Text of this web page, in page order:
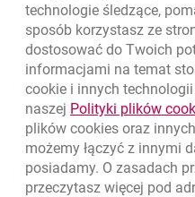
Nawigacja dolna
Zadzwoń do nas
801 331 331
(+48) 22 598 40 40
Znajdź placówkę lub
technologie śledzące,
sposób korzystasz ze
dostosować do Twoich
informacjami na temat
cookie i innych
naszej Polityki plików
plików cookies oraz
możemy łączyć z innymi
posiadamy. O zasadach
przeczytasz więcej pod